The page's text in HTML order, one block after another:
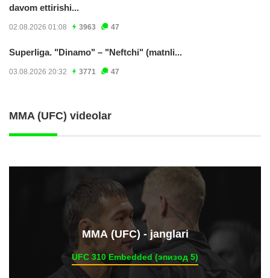
davom ettirishi...
02.08.2026 01:08 3963 47
Superliga. "Dinamo" – "Neftchi" (matnli...
03.08.2026 20:32 3771 47
MMA (UFC) videolar
ММА (UFC) - janglari
UFC 310 Embedded (эпизод 5)